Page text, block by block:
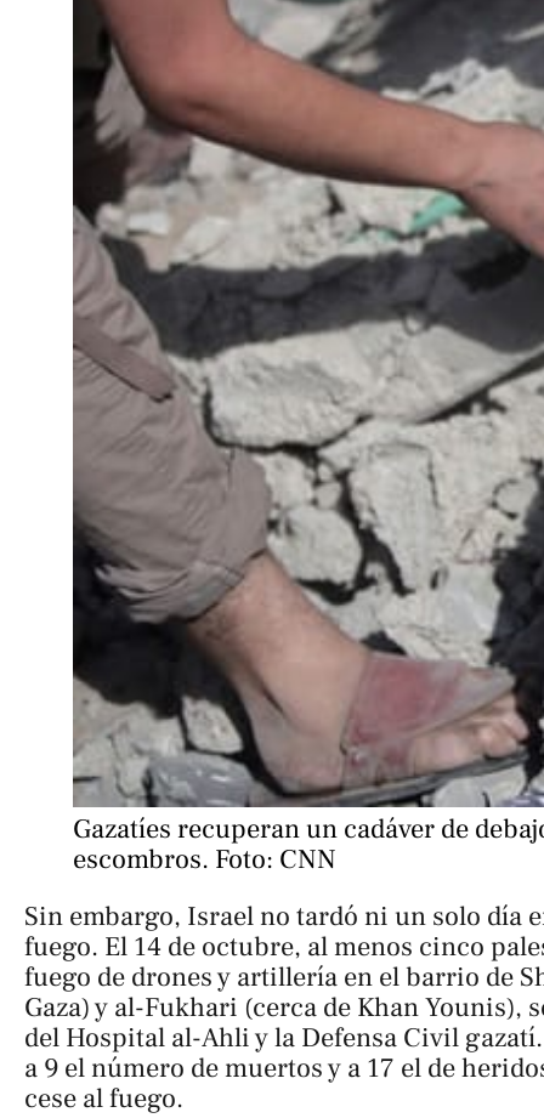
Gazatíes recuperan un cadáver de
escombros. Foto: CNN
Sin embargo, Israel no tardó ni un solo día
fuego. El 14 de octubre, al menos cinco
fuego de drones y artillería en el barrio de
Gaza) y al-Fukhari (cerca de Khan Younis),
del Hospital al-Ahli y la Defensa Civil
a 9 el número de muertos y a 17 el de
cese al fuego.